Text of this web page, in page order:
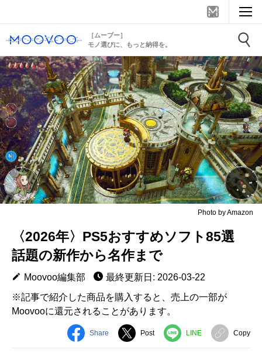
［ムーブー］
モノ選びに、もっと納得を。
Photo by Amazon
〈2026年〉PS5おすすめソフト85選
話題の新作から名作まで
Moovoo編集部
最終更新日: 2026-03-22
※記事で紹介した商品を購入すると、売上の一部が
Moovooに還元されることがあります。
Share Post LINE Copy